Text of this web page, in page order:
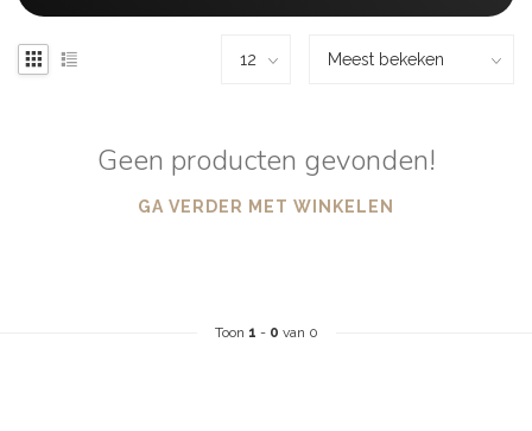
Geen producten gevonden!
GA VERDER MET WINKELEN
Toon 1 - 0 van 0